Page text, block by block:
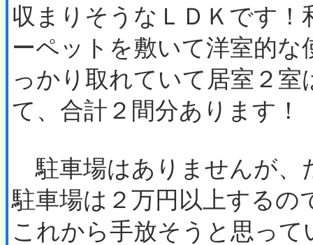
収まりそうなＬＤＫです
ーペットを敷いて洋室的
っかり取れていて居室２
て、合計２間分あります！
駐車場はありませんが、
駐車場は２万円以上するの
これから手放そうと思っ